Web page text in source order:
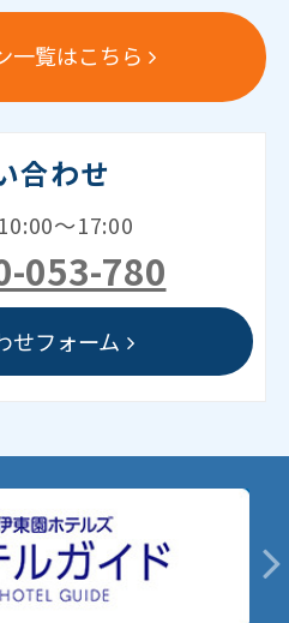
一覧はこちら
合わせ
～17:00
053-780
せフォーム